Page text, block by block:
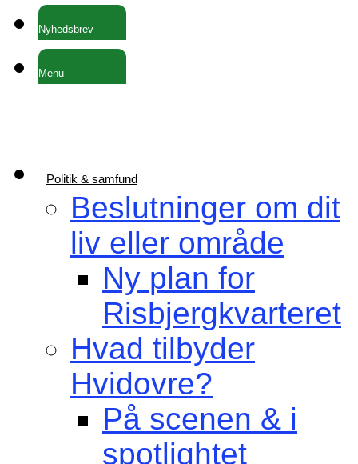
Nyhedsbrev
Menu
Politik & samfund
Beslutninger om dit
liv eller område
Ny plan for
Risbjergkvarteret
Hvad tilbyder
Hvidovre?
På scenen & i
spotlightet